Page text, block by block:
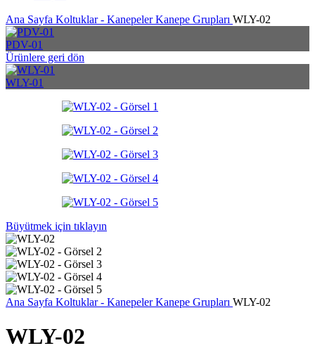
Ana Sayfa Koltuklar - KanepelerKanepe Grupları WLY-02
PDV-01
Ürünlere geri dön
WLY-01
Büyütmek için tıklayın
Ana Sayfa Koltuklar - KanepelerKanepe Grupları WLY-02
WLY-02